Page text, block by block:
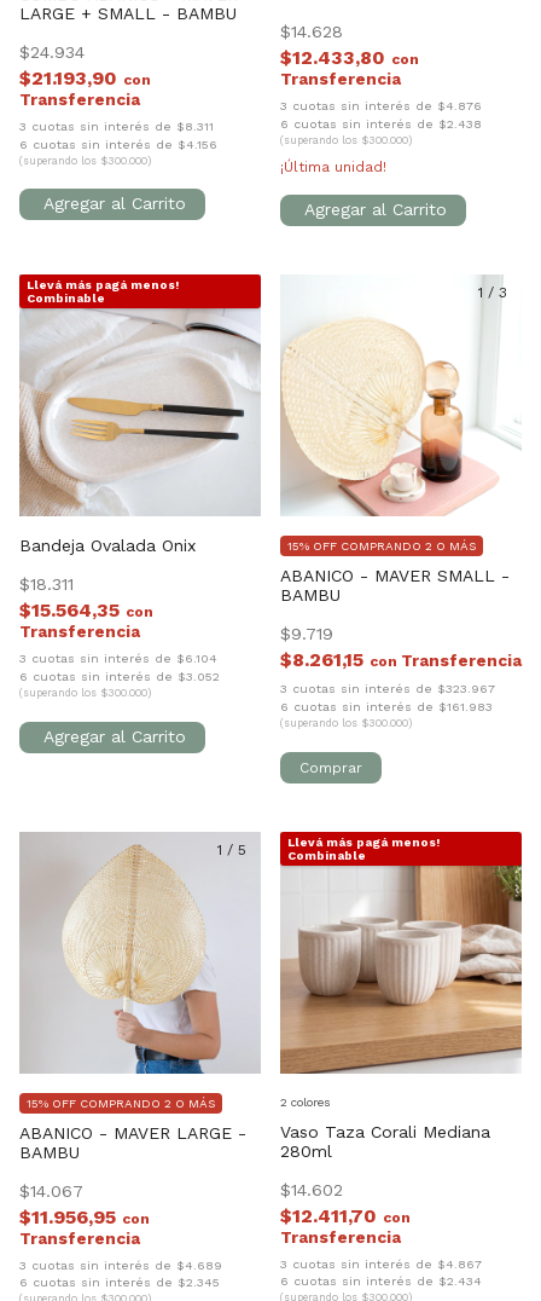
LARGE + SMALL - BAMBU
$24.934
$21.193,90 con
3 cuotas sin interés de $8.311
6 cuotas sin interés de $4.156
(superando los $300.000)
$14.628
$12.433,80 con
3 cuotas sin interés de $4.876
6 cuotas sin interés de $2.438
(superando los $300.000)
¡Última unidad!
Llevá más pagá menos!
Combinable
Bandeja Ovalada Onix
$18.311
$15.564,35 con
3 cuotas sin interés de $6.104
6 cuotas sin interés de $3.052
(superando los $300.000)
1 / 3
ABANICO - MAVER SMALL -
BAMBU
$9.719
15% OFF COMPRANDO 2 O MÁS
$8.261,15 con
3 cuotas sin interés de $323.967
6 cuotas sin interés de $161.983
(superando los $300.000)
1 / 5
ABANICO - MAVER LARGE -
BAMBU
$14.067
15% OFF COMPRANDO 2 O MÁS
$11.956,95 con
3 cuotas sin interés de $4.689
6 cuotas sin interés de $2.345
Llevá más pagá menos!
Combinable
Vaso Taza Corali Mediana
280ml
$14.602
$12.411,70 con
3 cuotas sin interés de $4.867
6 cuotas sin interés de $2.434
(superando los $300.000)
2 colores